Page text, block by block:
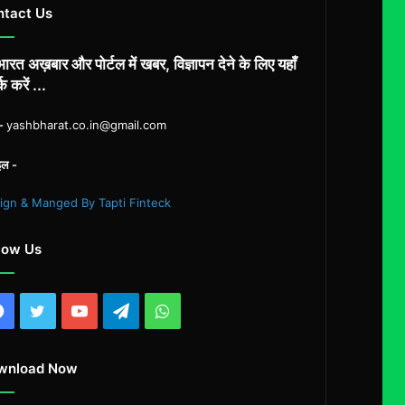
Us
अख़बार और पोर्टल में खबर, विज्ञापन देने के लिए यहाँ
करें ...
yashbharat.co.in@gmail.com
-
& Manged By Tapti Finteck
Us
Facebook
TwitterYouTubeTelegramWhatsApp
Now